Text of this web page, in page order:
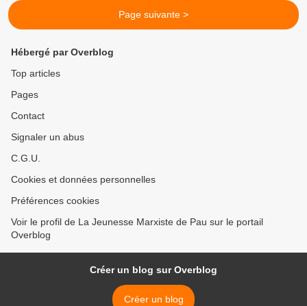
Page suivante >
Hébergé par Overblog
Top articles
Pages
Contact
Signaler un abus
C.G.U.
Cookies et données personnelles
Préférences cookies
Voir le profil de La Jeunesse Marxiste de Pau sur le portail
Overblog
Créer un blog sur Overblog
Créer un blog